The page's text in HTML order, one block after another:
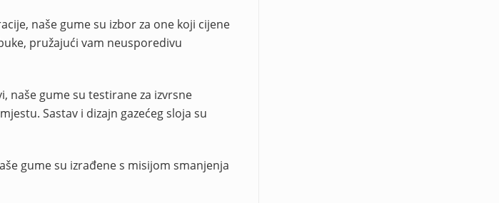
naše gume su izbor za one koji cijene
pružajući vam neusporedivu
naše gume su testirane za izvrsne
Sastav i dizajn gazećeg sloja su
gume su izrađene s misijom smanjenja